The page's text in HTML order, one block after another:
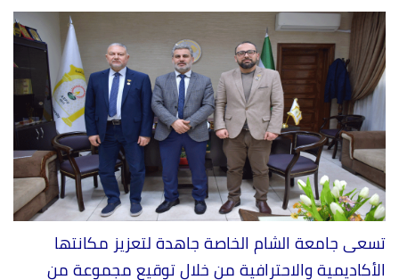
تسعى جامعة الشام الخاصة جاهدة لتعزيز مكانتها
الأكاديمية والاحترافية من خلال توقيع مجموعة من